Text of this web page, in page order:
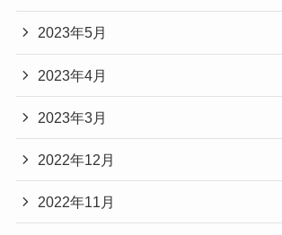
2023年5月
2023年4月
2023年3月
2022年12月
2022年11月